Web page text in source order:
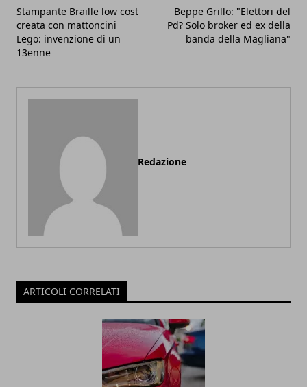
Stampante Braille low cost
creata con mattoncini
Lego: invenzione di un
13enne
Beppe Grillo: "Elettori del
Pd? Solo broker ed ex della
banda della Magliana"
Redazione
ARTICOLI CORRELATI